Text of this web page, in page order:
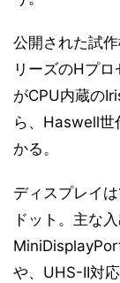
公開された試
リーズのHプ
がCPU内蔵の
ら、Haswell世
かる。
ディスプレイ
ドット。主な
や、UHS-II対